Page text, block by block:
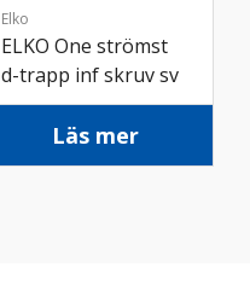
Elko
ELKO One strömst
d-trapp inf skruv sv
Läs mer